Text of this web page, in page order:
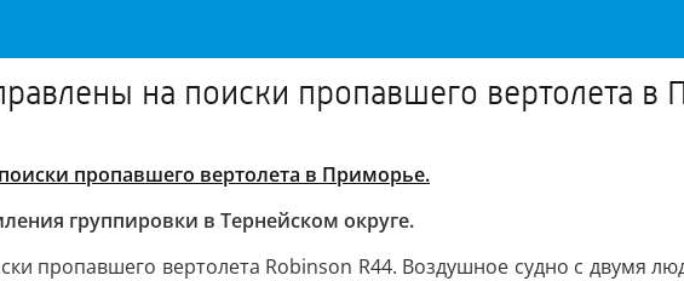
на поиски пропавшего вертолета в
пропавшего вертолета в Приморье.
группировки в Тернейском округе.
пропавшего вертолета Robinson R44. Воздушное судно с двумя